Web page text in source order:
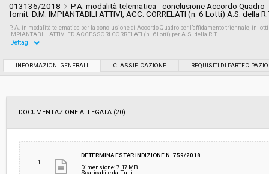
013136/2018
P.A. modalità telematica - conclusione Accordo
fornit. D.M. IMPIANTABILI ATTIVI, ACC. CORRELATI (n. 6 Lotti) A.S. della
P. A. in modalità telematica per la conclusione di Accordo Quadro per l’affidamento triennale, in
IMPIANTABILI ATTIVI ED ACCESSORI CORRELATI (n. 6 Lotti) per A.S. della R.T.
Data pubblicazione:
Svolgimento:
Dettagli
INFORMAZIONI GENERALI CLASSIFICAZIONE REQUISITI DI
DOCUMENTAZIONE ALLEGATA (20)
1
DETERMINA ESTAR INDIZIONE N. 759/2018
Dimensione: 7.17 MB
Scaricabile da: Tutti